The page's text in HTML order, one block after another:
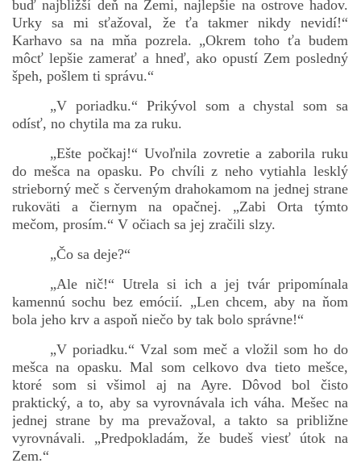
buď najbližší deň na Zemi, najlepšie na ostrove hadov.
Urky sa mi sťažoval, že ťa takmer nikdy nevidí!“
Karhavo sa na mňa pozrela. „Okrem toho ťa budem
môcť lepšie zamerať a hneď, ako opustí Zem posledný
špeh, pošlem ti správu.“
„V poriadku.“ Prikývol som a chystal som sa
odísť, no chytila ma za ruku.
„Ešte počkaj!“ Uvoľnila zovretie a zaborila ruku
do mešca na opasku. Po chvíli z neho vytiahla lesklý
strieborný meč s červeným drahokamom na jednej strane
rukoväti a čiernym na opačnej. „Zabi Orta týmto
mečom, prosím.“ V očiach sa jej zračili slzy.
„Čo sa deje?“
„Ale nič!“ Utrela si ich a jej tvár pripomínala
kamennú sochu bez emócií. „Len chcem, aby na ňom
bola jeho krv a aspoň niečo by tak bolo správne!“
„V poriadku.“ Vzal som meč a vložil som ho do
mešca na opasku. Mal som celkovo dva tieto mešce,
ktoré som si všimol aj na Ayre. Dôvod bol čisto
praktický, a to, aby sa vyrovnávala ich váha. Mešec na
jednej strane by ma prevažoval, a takto sa približne
vyrovnávali. „Predpokladám, že budeš viesť útok na
Zem.“